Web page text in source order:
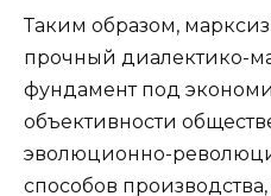
Таким образом,
прочный диалектико-
фундамент под
объективности
эволюционно-
способов